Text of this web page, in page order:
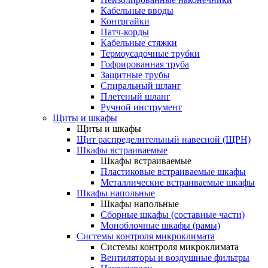
Кабельные вводы
Контргайки
Патч-корды
Кабельные стяжки
Термоусадочные трубки
Гофрированная труба
Защитные трубы
Спиральный шланг
Плетеный шланг
Ручной инструмент
Щиты и шкафы
Щиты и шкафы
Щит распределительный навесной (ЩРН)
Шкафы встраиваемые
Шкафы встраиваемые
Пластиковые встраиваемые шкафы
Металлические встраиваемые шкафы
Шкафы напольные
Шкафы напольные
Сборные шкафы (составные части)
Моноблочные шкафы (рамы)
Системы контроля микроклимата
Системы контроля микроклимата
Вентиляторы и воздушные фильтры